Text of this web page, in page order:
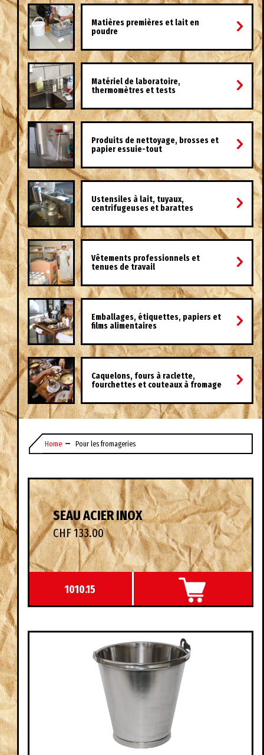
Matières premières et lait en
poudre
Matériel de laboratoire,
thermomètres et tests
Produits de nettoyage, brosses et
papier essuie-tout
Ustensiles à lait, tuyaux,
centrifugeuses et barattes
Vêtements professionnels et
tenues de travail
Emballages, étiquettes, papiers et
films alimentaires
Caquelons, fours à raclette,
fourchettes et couteaux à fromage
Home Pour les fromageries
SEAU ACIER INOX
CHF 133.00
1010.15